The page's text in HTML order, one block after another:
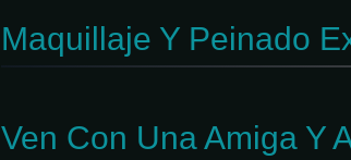
Maquillaje Y Peinado
Ven Con Una Amiga Y